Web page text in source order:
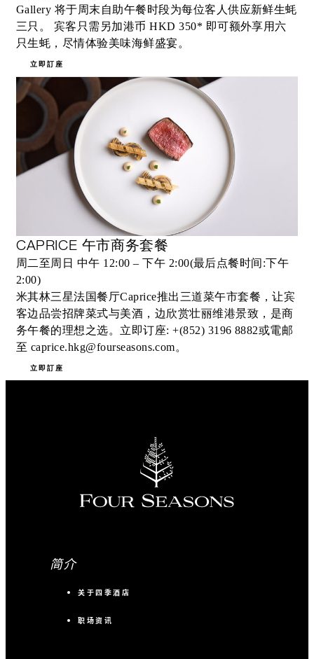
Gallery 将于周末自助午餐时段为每位客人供应新鲜生蚝
三只。 宾客只需另加港币 HKD 350* 即可额外享用六
只生蚝，尽情体验美味海鲜盛宴。
立即訂座
CAPRICE 午市商务套餐
周二至周日 中午 12:00 – 下午 2:00(最后点餐时间:下午
2:00)
米其林三星法国餐厅Caprice推出三道菜午市套餐，让宾
客边品尝招牌菜式与美酒，边欣赏壮丽维港景致，是商
务午餐的理想之选。立即订座: +(852) 3196 8882或電邮
至 caprice.hkg@fourseasons.com。
立即訂座
简介
关于四季酒店
职场资讯